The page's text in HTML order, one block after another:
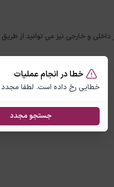
خطا در انجام عملیات
خطایی رخ داده است. لطفا
جستجو مجدد